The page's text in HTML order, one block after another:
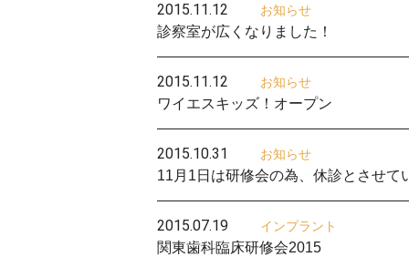
2015.11.12 お知らせ
診察室が広くなりました！
2015.11.12 お知らせ
ワイエスキッズ！オープン
2015.10.31 お知らせ
11月1日は研修会の為、休診とさせて
2015.07.19 インプラント
関東歯科臨床研修会2015